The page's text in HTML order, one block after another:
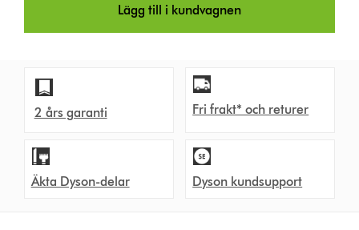
Lägg till i kundvagnen
2 års garanti Fri frakt* och returer
Äkta Dyson-delar Dyson kundsupport